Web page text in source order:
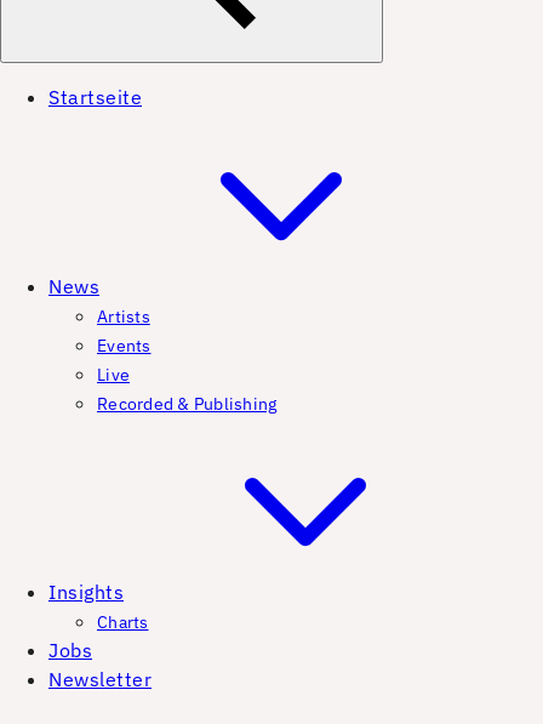
Startseite
News
Artists
Events
Live
Recorded & Publishing
Insights
Charts
Jobs
Newsletter